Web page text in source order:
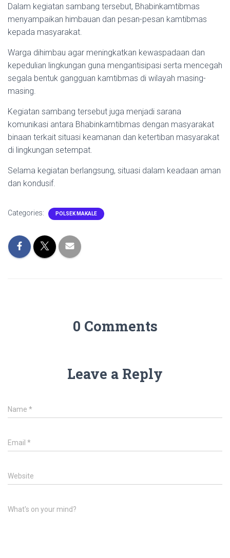
Dalam kegiatan sambang tersebut, Bhabinkamtibmas
menyampaikan himbauan dan pesan-pesan kamtibmas
kepada masyarakat.
Warga dihimbau agar meningkatkan kewaspadaan dan
kepedulian lingkungan guna mengantisipasi serta mencegah
segala bentuk gangguan kamtibmas di wilayah masing-
masing.
Kegiatan sambang tersebut juga menjadi sarana
komunikasi antara Bhabinkamtibmas dengan masyarakat
binaan terkait situasi keamanan dan ketertiban masyarakat
di lingkungan setempat.
Selama kegiatan berlangsung, situasi dalam keadaan aman
dan kondusif.
Categories: POLSEK MAKALE
0 Comments
Leave a Reply
Name *
Email *
Website
What's on your mind?